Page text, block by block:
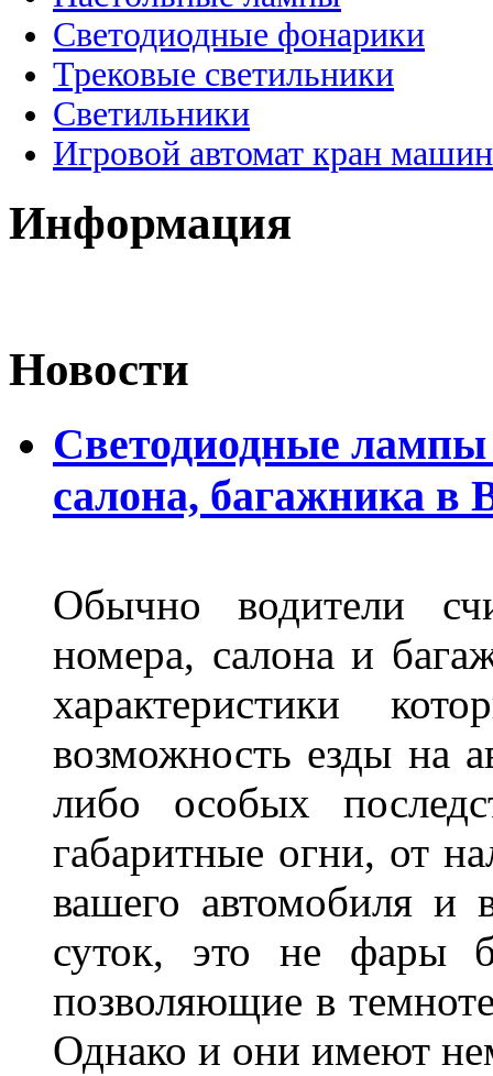
Светодиодные фонарики
Трековые светильники
Светильники
Игровой автомат кран
Информация
Новости
Светодиодные лампы
салона, багажника в
Обычно водители
номера, салона и
характеристики
возможность езды на
либо особых
габаритные огни, от
вашего автомобиля и
суток, это не фары
позволяющие в
Однако и они имеют